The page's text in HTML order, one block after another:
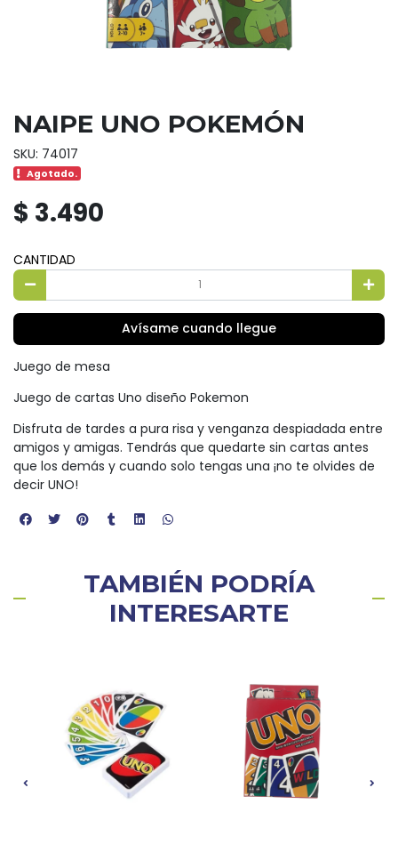
NAIPE UNO POKEMÓN
SKU: 74017
Agotado.
$ 3.490
CANTIDAD
Avísame cuando llegue
Juego de mesa
Juego de cartas Uno diseño Pokemon
Disfruta de tardes a pura risa y venganza despiadada entre
amigos y amigas. Tendrás que quedarte sin cartas antes
que los demás y cuando solo tengas una ¡no te olvides de
decir UNO!
TAMBIÉN PODRÍA
INTERESARTE